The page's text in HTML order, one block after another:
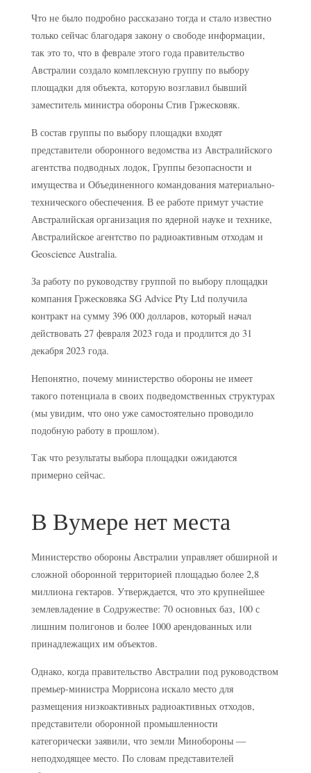
Что не было подробно рассказано тогда и стало известно
только сейчас благодаря закону о свободе информации,
так это то, что в феврале этого года правительство
Австралии создало комплексную группу по выбору
площадки для объекта, которую возглавил бывший
заместитель министра обороны Стив Гржесковяк.
В состав группы по выбору площадки входят
представители оборонного ведомства из Австралийского
агентства подводных лодок, Группы безопасности и
имущества и Объединенного командования материально-
технического обеспечения. В ее работе примут участие
Австралийская организация по ядерной науке и технике,
Австралийское агентство по радиоактивным отходам и
Geoscience Australia.
За работу по руководству группой по выбору площадки
компания Гржесковяка SG Advice Pty Ltd получила
контракт на сумму 396 000 долларов, который начал
действовать 27 февраля 2023 года и продлится до 31
декабря 2023 года.
Непонятно, почему министерство обороны не имеет
такого потенциала в своих подведомственных структурах
(мы увидим, что оно уже самостоятельно проводило
подобную работу в прошлом).
Так что результаты выбора площадки ожидаются
примерно сейчас.
В Вумере нет места
Министерство обороны Австралии управляет обширной и
сложной оборонной территорией площадью более 2,8
миллиона гектаров. Утверждается, что это крупнейшее
землевладение в Содружестве: 70 основных баз, 100 с
лишним полигонов и более 1000 арендованных или
принадлежащих им объектов.
Однако, когда правительство Австралии под руководством
премьер-министра Моррисона искало место для
размещения низкоактивных радиоактивных отходов,
представители оборонной промышленности
категорически заявили, что земли Минобороны —
неподходящее место. По словам представителей